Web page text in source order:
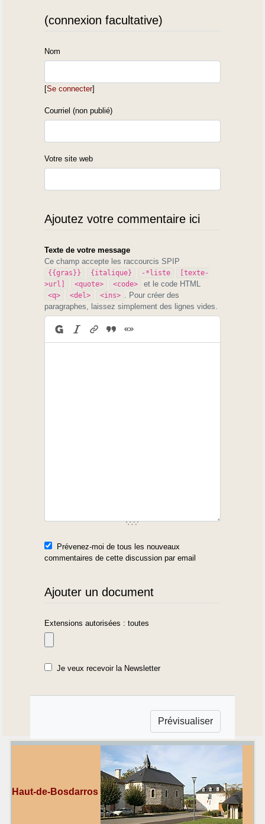
(connexion facultative)
Nom
[Se connecter]
Courriel (non publié)
Votre site web
Ajoutez votre commentaire ici
Texte de votre message
Ce champ accepte les raccourcis SPIP
{{gras}} {italique} -*liste
[texte-
>url]
<quote> <code> et le code HTML
<q> <del> <ins>
. Pour créer des
paragraphes, laissez simplement des lignes vides.
Prévenez-moi de tous les nouveaux
commentaires de cette discussion par email
Ajouter un document
Extensions autorisées : toutes
Je veux recevoir la Newsletter
Haut-de-Bosdarros